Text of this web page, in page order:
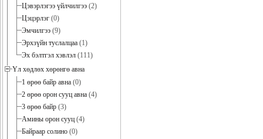
Цэвэрлэгээ үйлчилгээ (2)
Цэцэрлэг (0)
Эмчилгээ (9)
Эрхзүйн туслалцаа (1)
Эх бэлтгэл хэвлэл (111)
Үл хөдлөх хөрөнгө авна
1 өрөө байр авна (0)
2 өрөө орон сууц авна (4)
3 өрөө байр (3)
Амины орон сууц (4)
Байраар солино (0)